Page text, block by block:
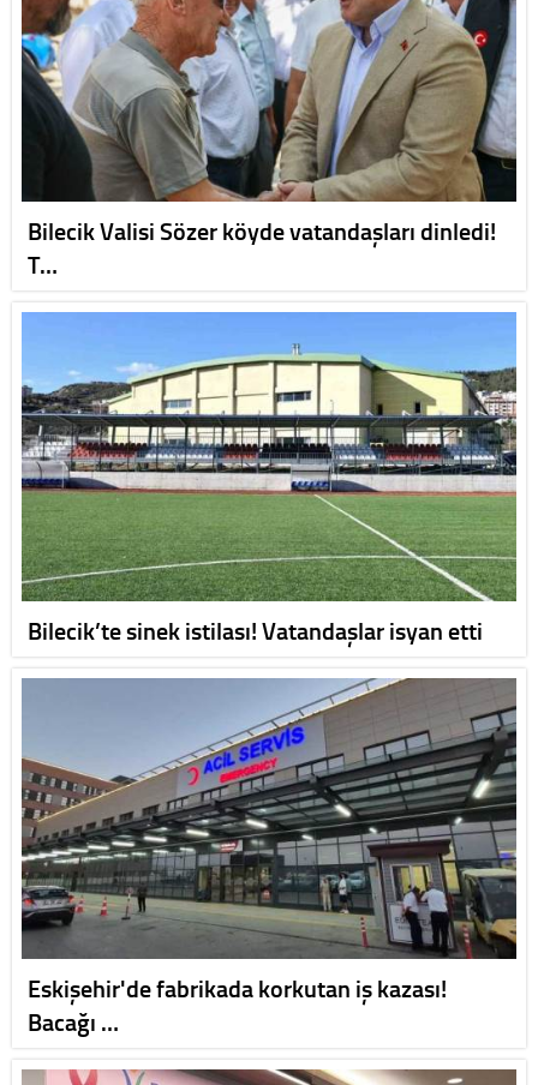
Bilecik Valisi Sözer köyde vatandaşları dinledi!
T…
Bilecik’te sinek istilası! Vatandaşlar isyan etti
Eskişehir'de fabrikada korkutan iş kazası!
Bacağı …